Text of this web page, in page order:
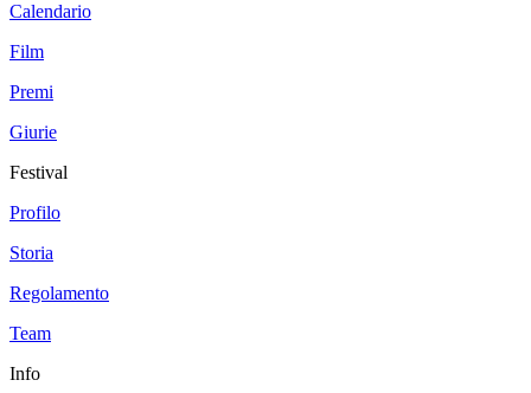
Calendario
Film
Premi
Giurie
Festival
Profilo
Storia
Regolamento
Team
Info